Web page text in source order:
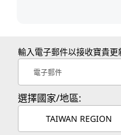
輸入電子郵件以接收寶貴更
電子郵件
選擇國家/地區:
TAIWAN REGION